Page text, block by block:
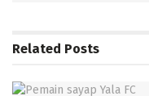
Related Posts